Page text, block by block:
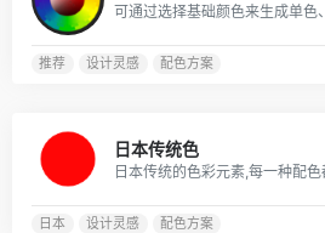
可通过选择基础颜色来生成单色
推荐 设计灵感 配色方案
日本传统色
日本传统的色彩元素,每一种配
日本 设计灵感 配色方案